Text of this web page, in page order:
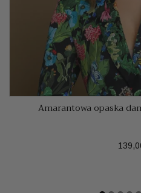
Amarantowa opaska
Cena